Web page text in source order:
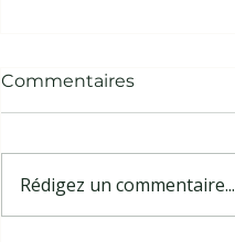
Commentaires
Rédigez un commentaire...